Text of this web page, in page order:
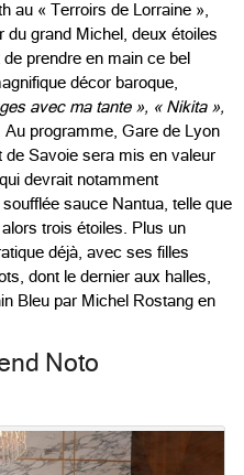
au « Terroirs de Lorraine »,
du grand Michel, deux étoiles
prendre en main ce bel
décor baroque,
avec ma tante », « Nikita »,
Au programme, Gare de Lyon
de Savoie sera mis en valeur
devrait notamment
sauce Nantua, telle que
trois étoiles. Plus un
déjà, avec ses filles
dont le dernier aux halles,
Bleu par Michel Rostang en
Noto